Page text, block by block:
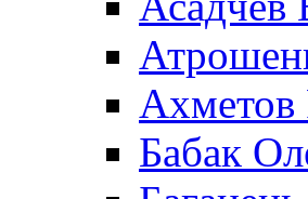
Ахметов
Бабак